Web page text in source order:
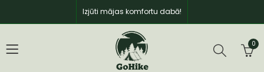
Izjūti mājas komfortu dabā!
0